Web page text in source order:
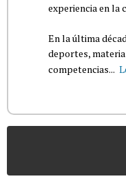
experiencia en la
En la última
deportes,
competencias...